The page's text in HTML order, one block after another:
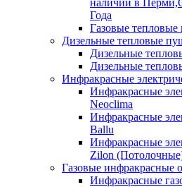
наличии в
Года
Газовые
Дизельные тепловые
Дизельные
Дизельные
Инфракрасные
Инфракрасные
Neoclima
Инфракрасные
Ballu
Инфракрасные
Zilon
Газовые инфракрасные
Инфракрасные